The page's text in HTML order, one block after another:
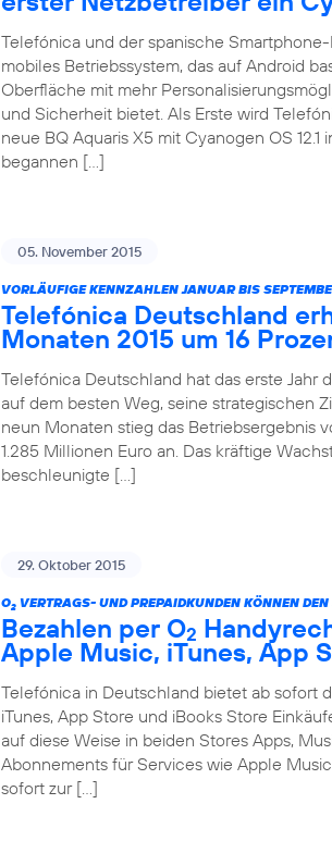
Telefónica und der spanische
mobiles Betriebssystem, das auf Android
Oberfläche mit mehr
und Sicherheit bietet. Als Erste wird
neue BQ Aquaris X5 mit Cyanogen OS
begannen […]
05. November 2015
VORLÄUFIGE KENNZAHLEN JANUAR BIS
Telefónica Deutschland
Monaten 2015 um 16
Telefónica Deutschland hat das erste Jahr
auf dem besten Weg, seine strategischen
neun Monaten stieg das Betriebsergebnis
1.285 Millionen Euro an. Das kräftige
beschleunigte […]
29. Oktober 2015
O2 VERTRAGS- UND PREPAIDKUNDEN KÖNNEN
Bezahlen per O2
Apple Music, iTunes, App
Telefónica in Deutschland bietet ab sofort
iTunes, App Store und iBooks Store
auf diese Weise in beiden Stores Apps,
Abonnements für Services wie Apple
sofort zur […]